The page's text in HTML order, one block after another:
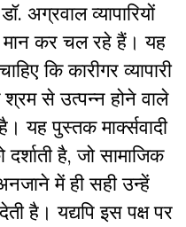
अग्रवाल व्यापारियों
मान कर चल रहे हैं। यह
कि कारीगर व्यापारी
श्रम से उत्पन्न होने वाले
यह पुस्तक मार्क्सवादी
है, जो सामाजिक
में ही सही उन्हें
है। यद्यपि इस पक्ष पर